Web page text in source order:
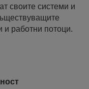
своите системи и
и работни потоци.